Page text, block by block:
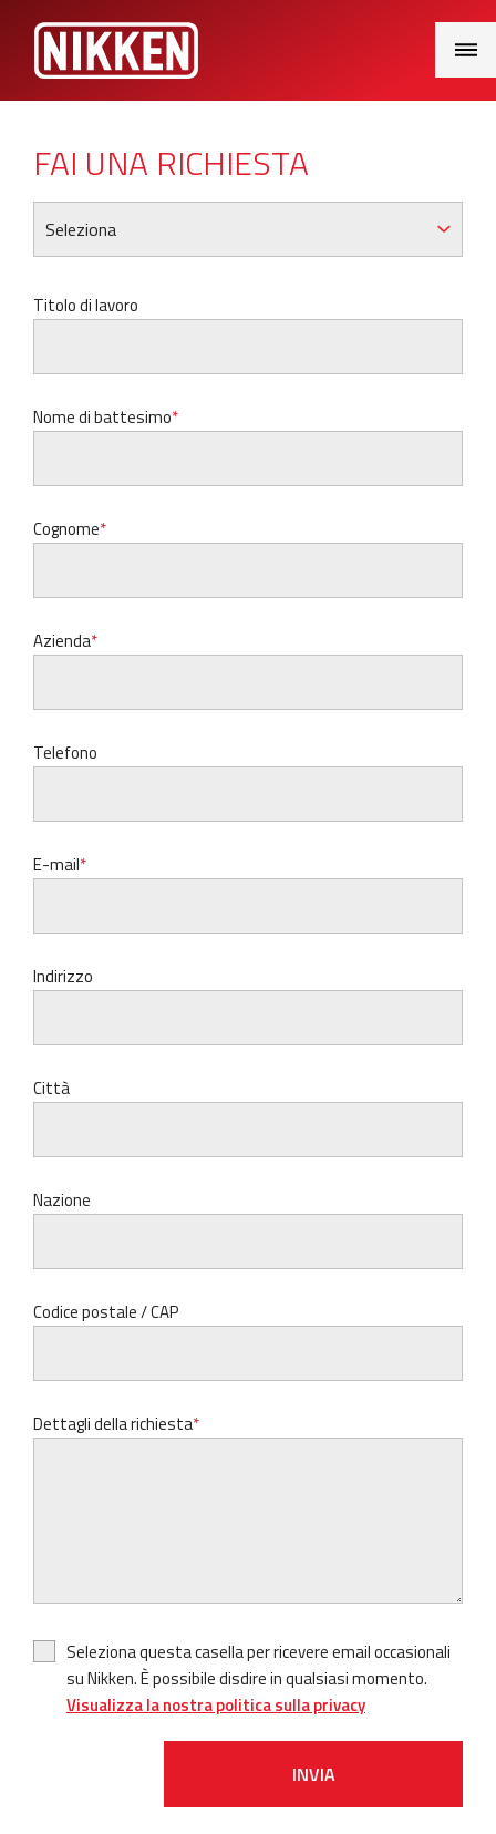
Menu
FAI UNA RICHIESTA
Titolo di lavoro
Nome di battesimo
Cognome
Azienda
Telefono
E-mail
Indirizzo
Città
Nazione
Codice postale / CAP
Dettagli della richiesta
Seleziona questa casella per ricevere email occasionali
su Nikken. È possibile disdire in qualsiasi momento.
Visualizza la nostra politica sulla privacy
INVIA